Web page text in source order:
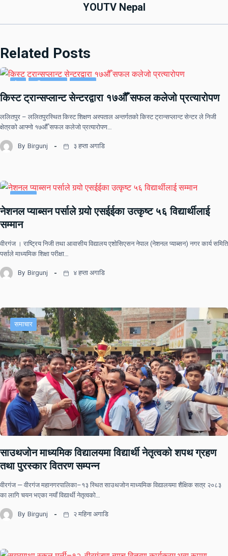
YOUTV Nepal
Related Posts
किस्ट ट्रान्सप्लान्ट सेन्टरद्वारा १७औँ सफल कलेजो प्रत्यारोपण
ललितपुर – ललितपुरस्थित किस्ट शिक्षण अस्पताल अन्तर्गतको किस्ट ट्रान्सप्लान्ट सेन्टर ले निजी
क्षेत्रको आफ्नो १७औँ सफल कलेजो प्रत्यारोपण…
By Birgunj ३ हप्ता अगाडि
नेशनल प्याब्सन पर्साले गर्‍यो एसईईका उत्कृष्ट ५६ विद्यार्थीलाई
सम्मान
वीरगंज । राष्ट्रिय निजी तथा आवासीय विद्यालय एशोसिएसन नेपाल (नेशनल प्याब्सन) नगर कार्य समिति
पर्साले माध्यमिक शिक्षा परीक्षा…
By Birgunj ४ हप्ता अगाडि
समाचार
साउथजोन माध्यमिक विद्यालयमा विद्यार्थी नेतृत्वको शपथ ग्रहण
तथा पुरस्कार वितरण सम्पन्न
वीरगंज — वीरगंज महानगरपालिका–१३ स्थित साउथजोन माध्यमिक विद्यालयमा शैक्षिक सत्र २०८३
का लागि चयन भएका नयाँ विद्यार्थी नेतृत्वको…
By Birgunj २ महिना अगाडि